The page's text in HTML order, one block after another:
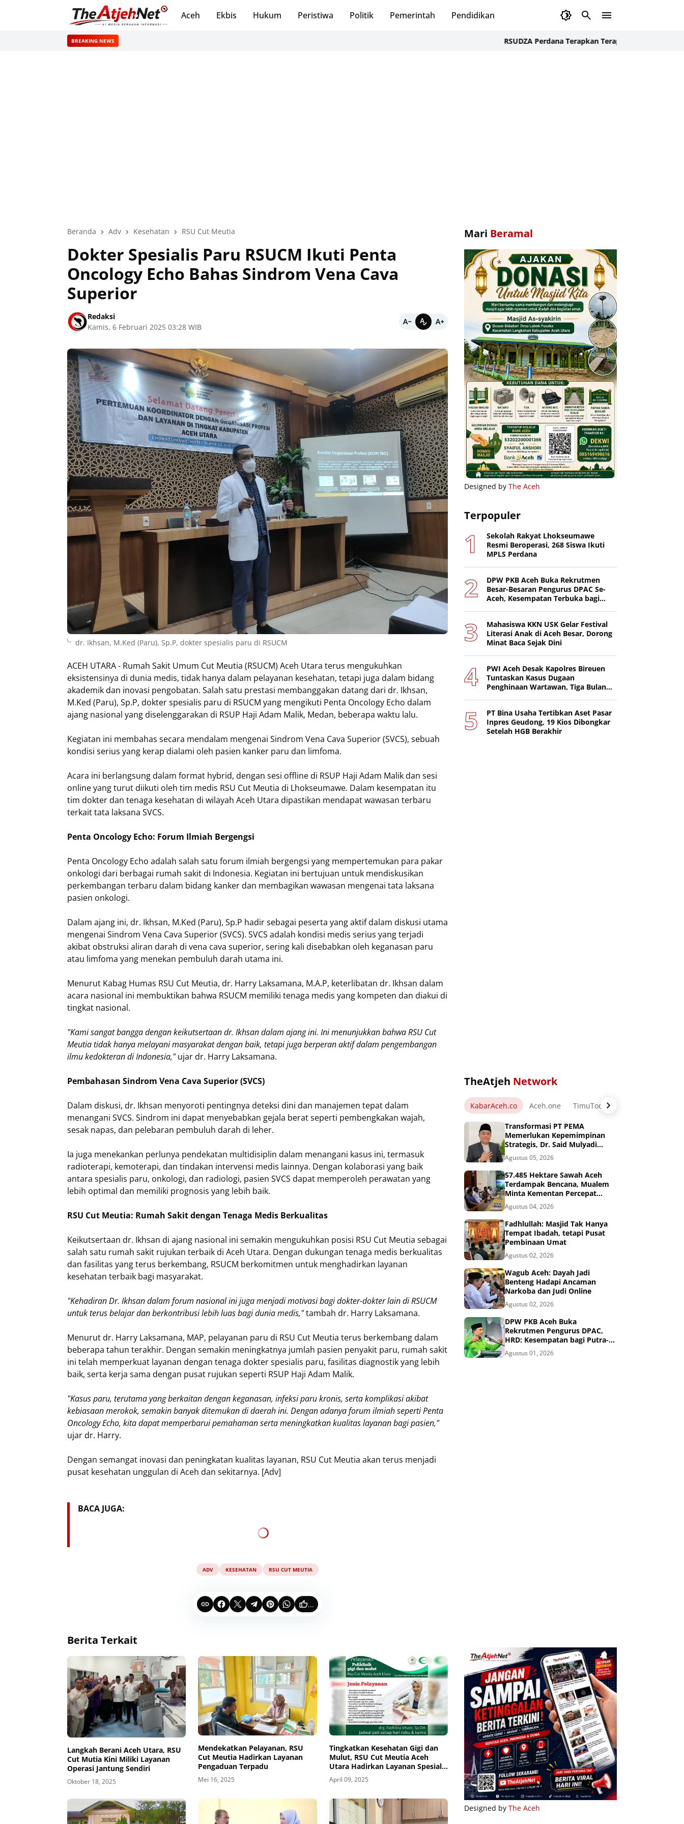
Aceh Ekbis Hukum Peristiwa Politik Pemerintah Pendidikan
BREAKING NEWS RSUDZA Perdana Terapkan Terapi Sel Punca untuk Pasien
Beranda Adv Kesehatan RSU Cut Meutia
Dokter Spesialis Paru RSUCM Ikuti Penta
Oncology Echo Bahas Sindrom Vena Cava
Superior
Redaksi
Kamis, 6 Februari 2025 03:28 WIB
dr. Ikhsan, M.Ked (Paru), Sp.P, dokter spesialis paru di RSUCM
ACEH UTARA - Rumah Sakit Umum Cut Meutia (RSUCM) Aceh Utara terus mengukuhkan
eksistensinya di dunia medis, tidak hanya dalam pelayanan kesehatan, tetapi juga dalam bidang
akademik dan inovasi pengobatan. Salah satu prestasi membanggakan datang dari dr. Ikhsan,
M.Ked (Paru), Sp.P, dokter spesialis paru di RSUCM yang mengikuti Penta Oncology Echo dalam
ajang nasional yang diselenggarakan di RSUP Haji Adam Malik, Medan, beberapa waktu lalu.
Kegiatan ini membahas secara mendalam mengenai Sindrom Vena Cava Superior (SVCS), sebuah
kondisi serius yang kerap dialami oleh pasien kanker paru dan limfoma.
Acara ini berlangsung dalam format hybrid, dengan sesi offline di RSUP Haji Adam Malik dan sesi
online yang turut diikuti oleh tim medis RSU Cut Meutia di Lhokseumawe. Dalam kesempatan itu
tim dokter dan tenaga kesehatan di wilayah Aceh Utara dipastikan mendapat wawasan terbaru
terkait tata laksana SVCS.
Penta Oncology Echo: Forum Ilmiah Bergengsi
Penta Oncology Echo adalah salah satu forum ilmiah bergengsi yang mempertemukan para pakar
onkologi dari berbagai rumah sakit di Indonesia. Kegiatan ini bertujuan untuk mendiskusikan
perkembangan terbaru dalam bidang kanker dan membagikan wawasan mengenai tata laksana
pasien onkologi.
Dalam ajang ini, dr. Ikhsan, M.Ked (Paru), Sp.P hadir sebagai peserta yang aktif dalam diskusi utama
mengenai Sindrom Vena Cava Superior (SVCS). SVCS adalah kondisi medis serius yang terjadi
akibat obstruksi aliran darah di vena cava superior, sering kali disebabkan oleh keganasan paru
atau limfoma yang menekan pembuluh darah utama ini.
Menurut Kabag Humas RSU Cut Meutia, dr. Harry Laksamana, M.A.P, keterlibatan dr. Ikhsan dalam
acara nasional ini membuktikan bahwa RSUCM memiliki tenaga medis yang kompeten dan diakui di
tingkat nasional.
"Kami sangat bangga dengan keikutsertaan dr. Ikhsan dalam ajang ini. Ini menunjukkan bahwa RSU Cut
Meutia tidak hanya melayani masyarakat dengan baik, tetapi juga berperan aktif dalam pengembangan
ilmu kedokteran di Indonesia,"ujar dr. Harry Laksamana.
Pembahasan Sindrom Vena Cava Superior (SVCS)
Dalam diskusi, dr. Ikhsan menyoroti pentingnya deteksi dini dan manajemen tepat dalam
menangani SVCS. Sindrom ini dapat menyebabkan gejala berat seperti pembengkakan wajah,
sesak napas, dan pelebaran pembuluh darah di leher.
Ia juga menekankan perlunya pendekatan multidisiplin dalam menangani kasus ini, termasuk
radioterapi, kemoterapi, dan tindakan intervensi medis lainnya. Dengan kolaborasi yang baik
antara spesialis paru, onkologi, dan radiologi, pasien SVCS dapat memperoleh perawatan yang
lebih optimal dan memiliki prognosis yang lebih baik.
RSU Cut Meutia: Rumah Sakit dengan Tenaga Medis Berkualitas
Keikutsertaan dr. Ikhsan di ajang nasional ini semakin mengukuhkan posisi RSU Cut Meutia sebagai
salah satu rumah sakit rujukan terbaik di Aceh Utara. Dengan dukungan tenaga medis berkualitas
dan fasilitas yang terus berkembang, RSUCM berkomitmen untuk menghadirkan layanan
kesehatan terbaik bagi masyarakat.
"Kehadiran Dr. Ikhsan dalam forum nasional ini juga menjadi motivasi bagi dokter-dokter lain di RSUCM
untuk terus belajar dan berkontribusi lebih luas bagi dunia medis,"tambah dr. Harry Laksamana.
Menurut dr. Harry Laksamana, MAP, pelayanan paru di RSU Cut Meutia terus berkembang dalam
beberapa tahun terakhir. Dengan semakin meningkatnya jumlah pasien penyakit paru, rumah sakit
ini telah memperkuat layanan dengan tenaga dokter spesialis paru, fasilitas diagnostik yang lebih
baik, serta kerja sama dengan pusat rujukan seperti RSUP Haji Adam Malik.
"Kasus paru, terutama yang berkaitan dengan keganasan, infeksi paru kronis, serta komplikasi akibat
kebiasaan merokok, semakin banyak ditemukan di daerah ini. Dengan adanya forum ilmiah seperti Penta
Oncology Echo, kita dapat memperbarui pemahaman serta meningkatkan kualitas layanan bagi pasien,"
ujar dr. Harry.
Dengan semangat inovasi dan peningkatan kualitas layanan, RSU Cut Meutia akan terus menjadi
pusat kesehatan unggulan di Aceh dan sekitarnya. [Adv]
BACA JUGA:
ADV KESEHATAN RSU CUT MEUTIA
...
Berita Terkait
Langkah Berani Aceh Utara, RSU
Cut Mutia Kini Miliki Layanan
Operasi Jantung Sendiri
Oktober 18, 2025
Mendekatkan Pelayanan, RSU
Cut Meutia Hadirkan Layanan
Pengaduan Terpadu
Mei 16, 2025
Tingkatkan Kesehatan Gigi dan
Mulut, RSU Cut Meutia Aceh
Utara Hadirkan Layanan Spesialis
Ortodonti
April 09, 2025
Mari Beramal
Designed by The Aceh
Terpopuler
Sekolah Rakyat Lhokseumawe
Resmi Beroperasi, 268 Siswa Ikuti
MPLS Perdana
DPW PKB Aceh Buka Rekrutmen
Besar-Besaran Pengurus DPAC Se-
Aceh, Kesempatan Terbuka bagi
Mahasiswa KKN USK Gelar Festival
Literasi Anak di Aceh Besar, Dorong
Minat Baca Sejak Dini
PWI Aceh Desak Kapolres Bireuen
Tuntaskan Kasus Dugaan
Penghinaan Wartawan, Tiga Bulan
PT Bina Usaha Tertibkan Aset Pasar
Inpres Geudong, 19 Kios Dibongkar
Setelah HGB Berakhir
TheAtjeh Network
KabarAceh.co Aceh.one TimuToday.com
Transformasi PT PEMA
Memerlukan Kepemimpinan
Strategis, Dr. Said Mulyadi
Dinilai Memenuhi Kriteria
Agustus 05, 2026
57.485 Hektare Sawah Aceh
Terdampak Bencana, Mualem
Minta Kementan Percepat
Pemulihan
Agustus 04, 2026
Fadhlullah: Masjid Tak Hanya
Tempat Ibadah, tetapi Pusat
Pembinaan Umat
Agustus 02, 2026
Wagub Aceh: Dayah Jadi
Benteng Hadapi Ancaman
Narkoba dan Judi Online
Agustus 02, 2026
DPW PKB Aceh Buka
Rekrutmen Pengurus DPAC,
HRD: Kesempatan bagi Putra-
Putri Terbaik Aceh
Agustus 01, 2026
Designed by The Aceh